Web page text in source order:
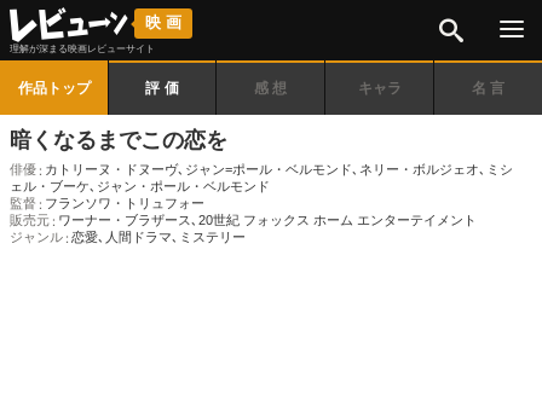
映画
理解が深まる映画レビューサイト
作品トップ 評価 感想 キャラ 名言
暗くなるまでこの恋を
俳優 カトリーヌ・ドヌーヴ､ ジャン=ポール・ベルモンド､ ネリー・ボルジェオ､ ミシ
ェル・ブーケ､ ジャン・ポール・ベルモンド
監督
フランソワ・トリュフォー
販売元
ワーナー・ブラザース､ 20世紀 フォックス ホーム エンターテイメント
ジャンル 恋愛､ 人間ドラマ､ ミステリー